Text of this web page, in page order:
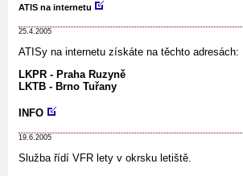
ATIS na internetu
25.4.2005
ATISy na internetu získáte na těchto adresách:
LKPR - Praha Ruzyně
LKTB - Brno Tuřany
INFO
19.6.2005
Služba řídí VFR lety v okrsku letiště.